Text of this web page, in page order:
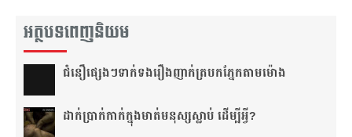
អត្ថបទពេញនិយម
ជំនឿ​ផ្សេងៗ​ទាក់ទង​រឿង​ញាក់​ត្របក​ភ្នែក​តាម​ម៉ោង​
ដាក់​ប្រាក់​កាក់​ក្នុង​មាត់​មនុស្ស​ស្លាប់ ដើម្បី​អ្វី?